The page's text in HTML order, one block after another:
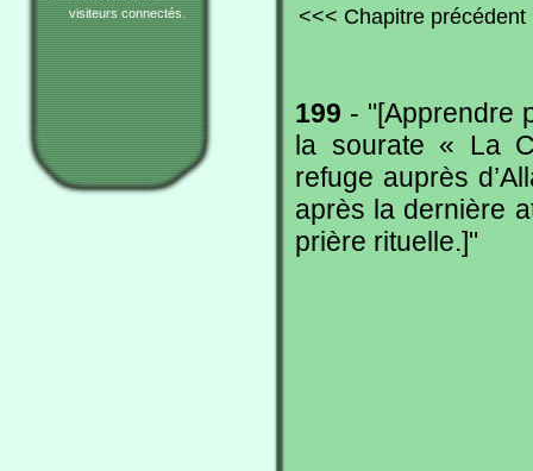
visiteurs connectés.
<<< Chapitre précédent
199 - "[Apprendre
la sourate « La
refuge auprès
après la dernière
prière rituelle.]"